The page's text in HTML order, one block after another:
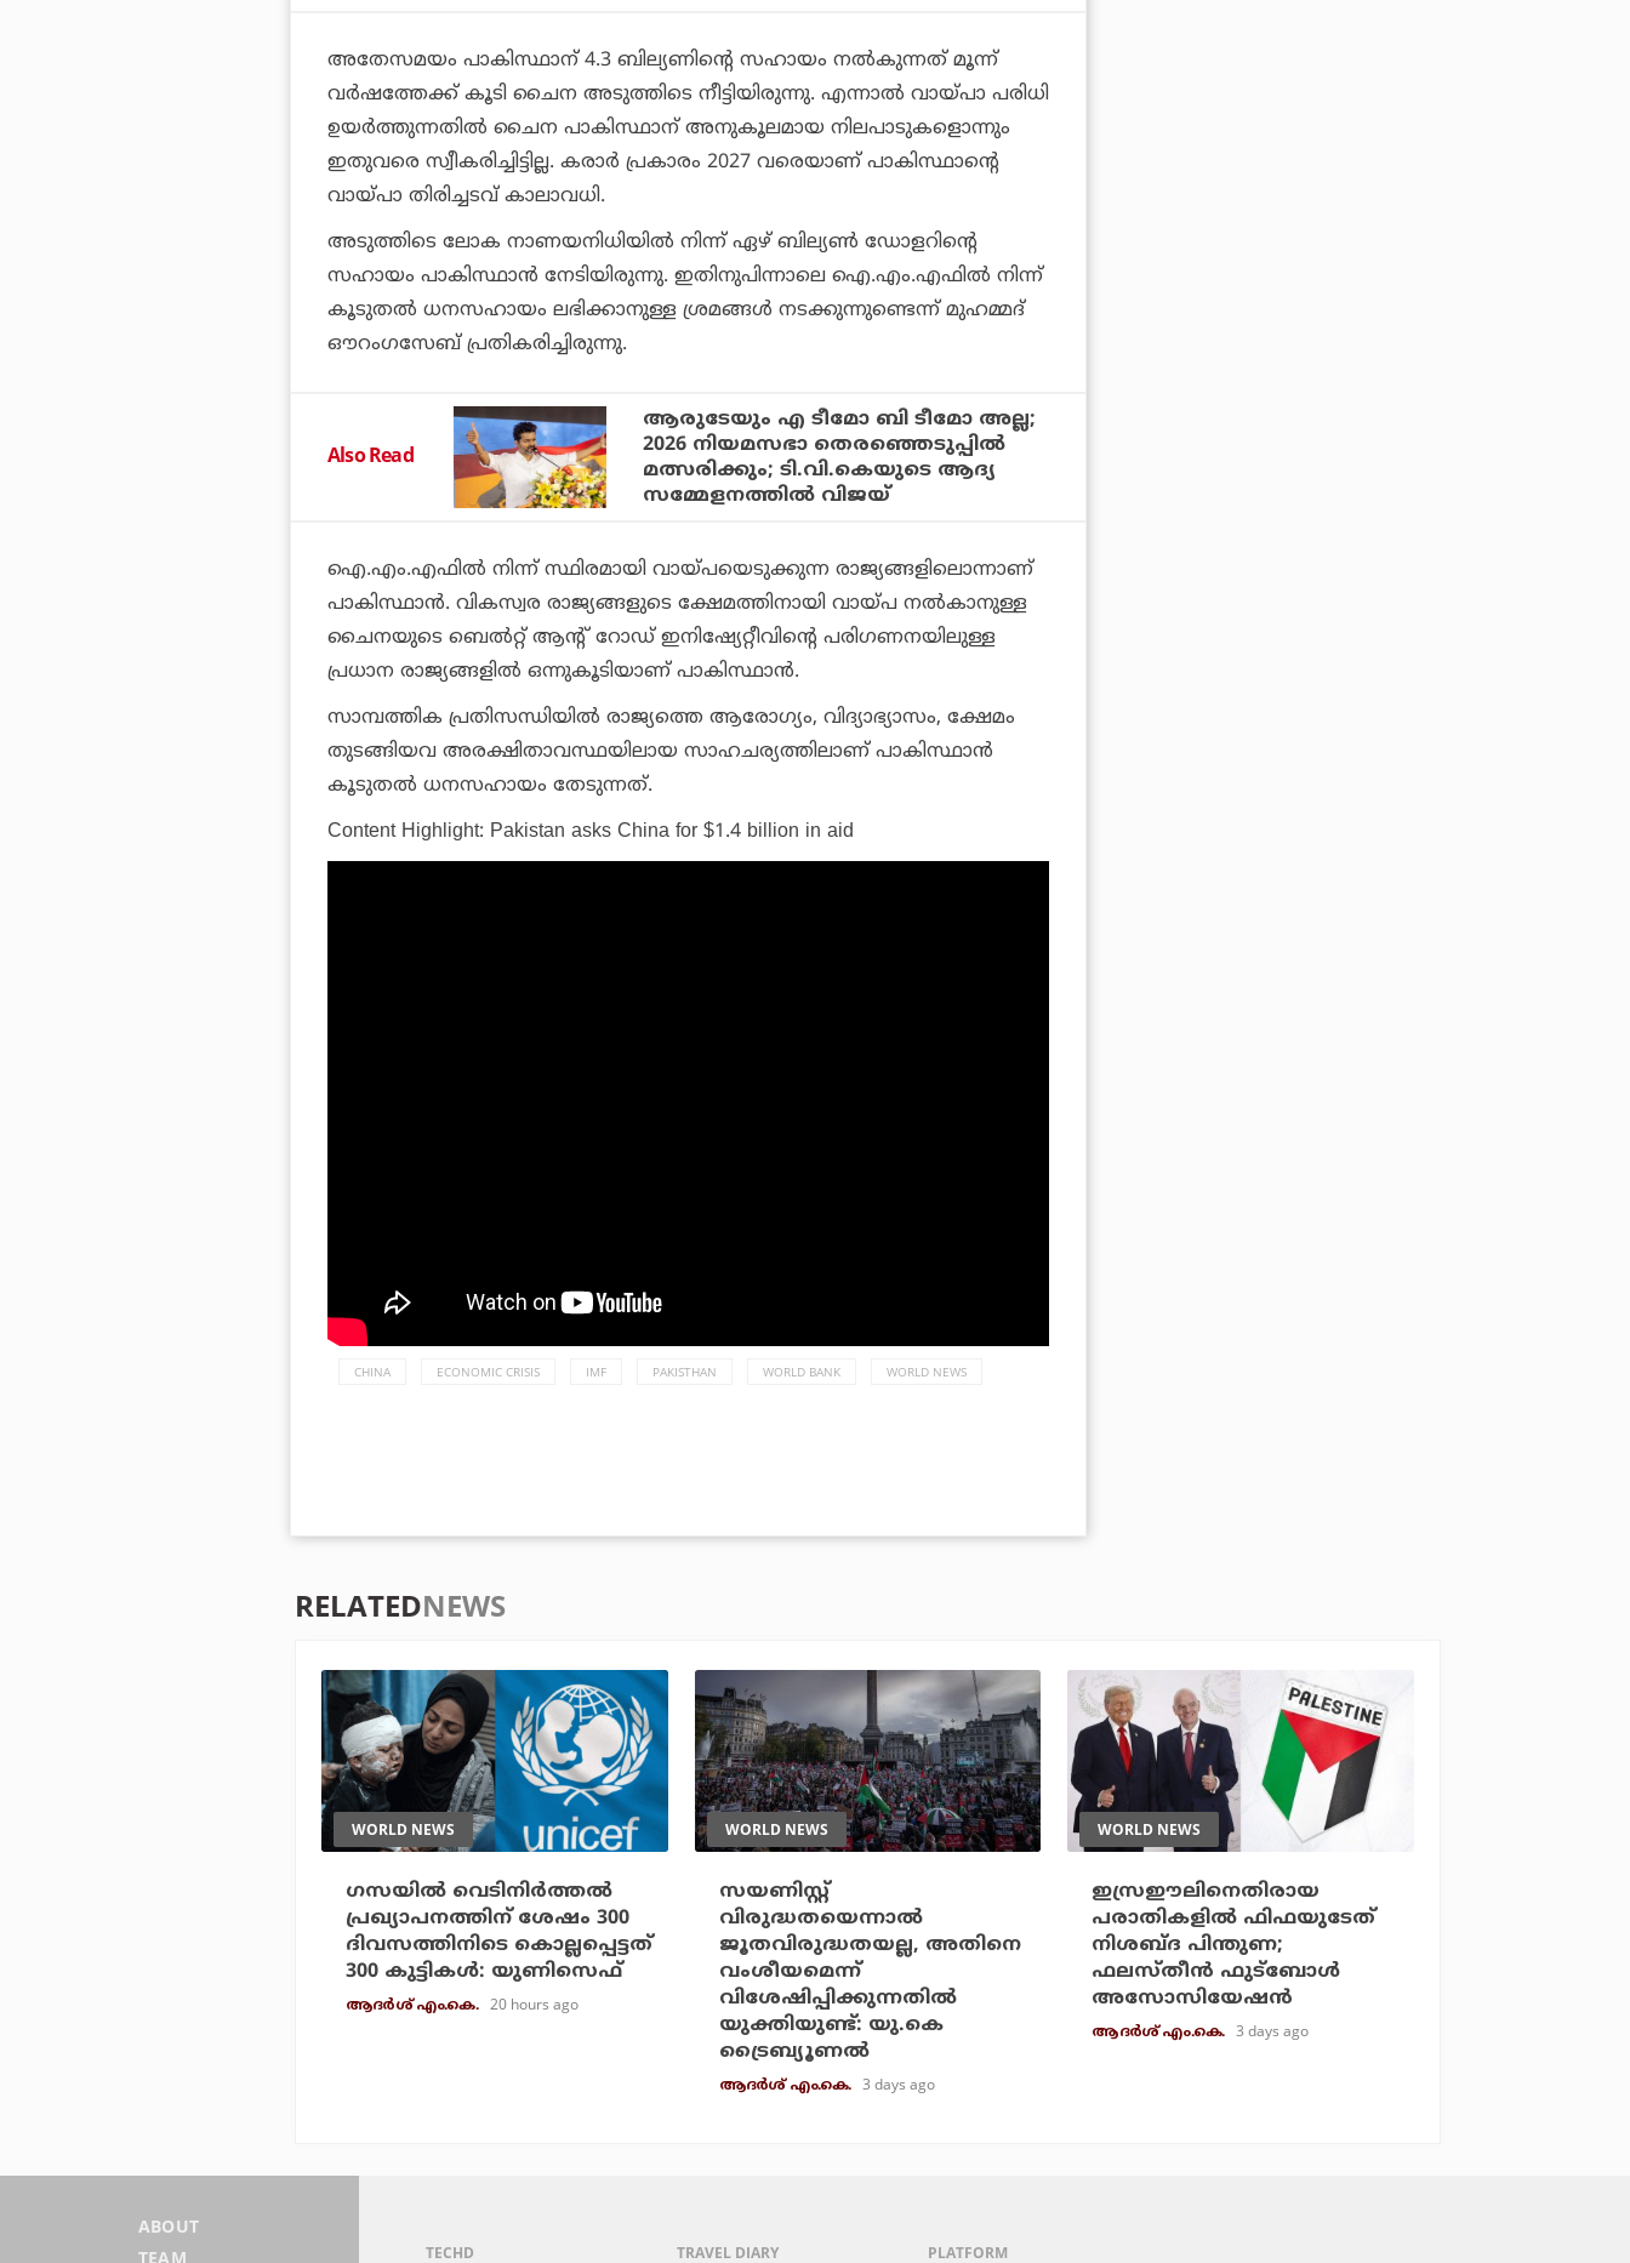
അതേസമയം പാകിസ്ഥാന് 4.3 ബില്യണിന്റെ സഹായം നല്‍കുന്നത് മൂന്ന്
വര്‍ഷത്തേക്ക് കൂടി ചൈന അടുത്തിടെ നീട്ടിയിരുന്നു. എന്നാല്‍ വായ്പാ പരിധി
ഉയര്‍ത്തുന്നതില്‍ ചൈന പാകിസ്ഥാന് അനുകൂലമായ നിലപാടുകളൊന്നും
ഇതുവരെ സ്വീകരിച്ചിട്ടില്ല. കരാര്‍ പ്രകാരം 2027 വരെയാണ് പാകിസ്ഥാന്റെ
വായ്പാ തിരിച്ചടവ് കാലാവധി.
അടുത്തിടെ ലോക നാണയനിധിയില്‍ നിന്ന് ഏഴ് ബില്യണ്‍ ഡോളറിന്റെ
സഹായം പാകിസ്ഥാന്‍ നേടിയിരുന്നു. ഇതിനുപിന്നാലെ ഐ.എം.എഫില്‍ നിന്ന്
കൂടുതല്‍ ധനസഹായം ലഭിക്കാനുള്ള ശ്രമങ്ങള്‍ നടക്കുന്നുണ്ടെന്ന് മുഹമ്മദ്
ഔറംഗസേബ് പ്രതികരിച്ചിരുന്നു.
Also Read
ആരുടേയും എ ടീമോ ബി ടീമോ അല്ല;
2026 നിയമസഭാ തെരഞ്ഞെടുപ്പില്‍
മത്സരിക്കും; ടി.വി.കെയുടെ ആദ്യ
സമ്മേളനത്തില്‍ വിജയ്
ഐ.എം.എഫില്‍ നിന്ന് സ്ഥിരമായി വായ്പയെടുക്കുന്ന രാജ്യങ്ങളിലൊന്നാണ്
പാകിസ്ഥാന്‍. വികസ്വര രാജ്യങ്ങളുടെ ക്ഷേമത്തിനായി വായ്പ നല്‍കാനുള്ള
ചൈനയുടെ ബെല്‍റ്റ് ആന്റ് റോഡ് ഇനിഷ്യേറ്റീവിന്റെ പരിഗണനയിലുള്ള
പ്രധാന രാജ്യങ്ങളില്‍ ഒന്നുകൂടിയാണ് പാകിസ്ഥാന്‍.
സാമ്പത്തിക പ്രതിസന്ധിയില്‍ രാജ്യത്തെ ആരോഗ്യം, വിദ്യാഭ്യാസം, ക്ഷേമം
തുടങ്ങിയവ അരക്ഷിതാവസ്ഥയിലായ സാഹചര്യത്തിലാണ് പാകിസ്ഥാന്‍
കൂടുതല്‍ ധനസഹായം തേടുന്നത്.
Content Highlight: Pakistan asks China for $1.4 billion in aid
CHINA ECONOMIC CRISIS IMF PAKISTHAN WORLD BANK WORLD NEWS
RELATEDNEWS
WORLD NEWS
ഗസയില്‍ വെടിനിര്‍ത്തല്‍
പ്രഖ്യാപനത്തിന് ശേഷം 300
ദിവസത്തിനിടെ കൊല്ലപ്പെട്ടത്
300 കുട്ടികള്‍: യുണിസെഫ്
ആദർശ് എം.കെ. 20 hours ago
WORLD NEWS
സയണിസ്റ്റ്
വിരുദ്ധതയെന്നാല്‍
ജൂതവിരുദ്ധതയല്ല, അതിനെ
വംശീയമെന്ന്
വിശേഷിപ്പിക്കുന്നതില്‍
യുക്തിയുണ്ട്: യു.കെ
ട്രൈബ്യൂണല്‍
ആദർശ് എം.കെ. 3 days ago
WORLD NEWS
ഇസ്രഈലിനെതിരായ
പരാതികളില്‍ ഫിഫയുടേത്
നിശബ്ദ പിന്തുണ;
ഫലസ്തീന്‍ ഫുട്‌ബോള്‍
അസോസിയേഷന്‍
ആദർശ് എം.കെ. 3 days ago
ABOUT
TEAM
TECHD TRAVEL DIARY PLATFORM